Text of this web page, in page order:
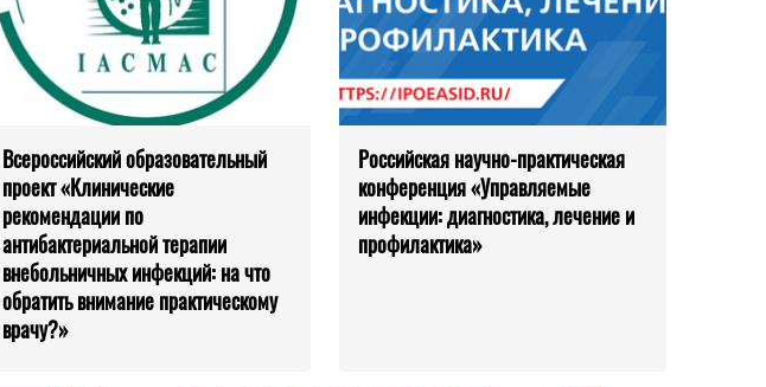
Всероссийский образовательный
проект «Клинические
рекомендации по
антибактериальной терапии
внебольничных инфекций: на что
обратить внимание практическому
врачу?»
Российская научно-практическая
конференция «Управляемые
инфекции: диагностика, лечение и
профилактика»